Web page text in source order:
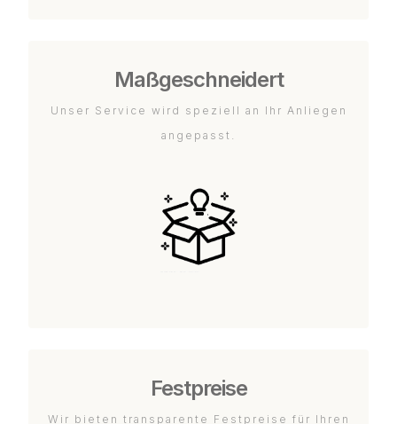
Maßgeschneidert
Unser Service wird speziell an Ihr Anliegen
angepasst.
Festpreise
Wir bieten transparente Festpreise für Ihren